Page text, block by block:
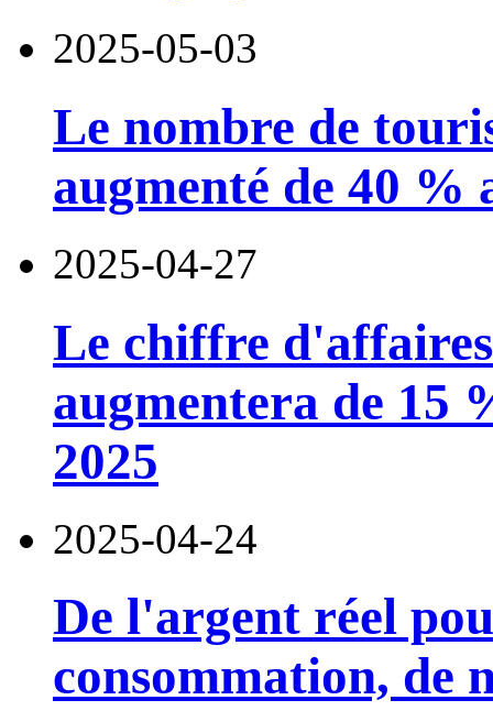
2025-05-03
Le nombre de
augmenté de 40
2025-04-27
Le chiffre
augmentera de 15
2025
2025-04-24
De l'argent réel
consommation, de